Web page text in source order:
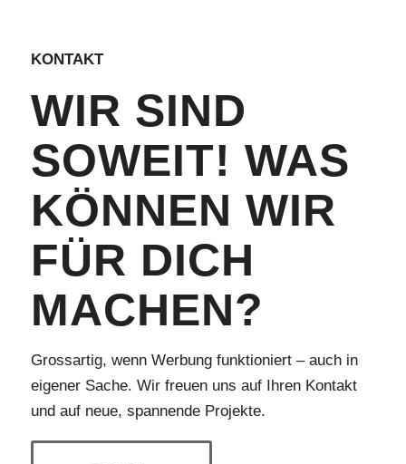
KONTAKT
WIR SIND
SOWEIT! WAS
KÖNNEN WIR
FÜR DICH
MACHEN?
Grossartig, wenn Werbung funktioniert – auch in
eigener Sache. Wir freuen uns auf Ihren Kontakt
und auf neue, spannende Projekte.